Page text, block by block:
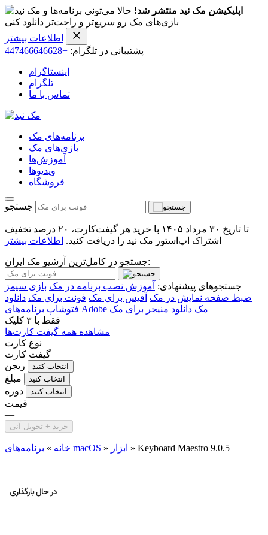
اپلیکیشن مک نید منتشر شد! حالا می‌تونی برنامه‌ها و
بازی‌های مک رو سریع‌تر و راحت‌تر دانلود کنی
اطلاعات بیشتر
پشتیبانی در تلگرام: +447466646628
اینستاگرام
تلگرام
تماس با ما
برنامه‌های مک
بازی‌های مک
آموزش‌ها
ویدیو‌ها
فروشگاه
جستجو
تا تاریخ ۳۰ مرداد ۱۴۰۵ با خرید هر گیفت‌کارت، ۲۰ درصد تخفیف
اشتراک اپ‌استور مک نید را دریافت کنید. اطلاعات بیشتر
جستجو در کامل‌ترین آرشیو مک ایران:
جستجوهای پیشنهادی: آموزش نصب برنامه در مک بازی سیمز
ضبط صفحه نمایش در مک آفیس برای مک فونت برای مک دانلود
فتوشاپ
برنامه‌های Adobe مک دانلود منیجر برای مک
فقط با ۳ کلیک
مشاهده همه گیفت کارت‌ها
نوع کارت
گیفت کارت
ریجن
انتخاب کنید
مبلغ انتخاب کنید
دوره انتخاب کنید
قیمت
—
خرید + تحویل آنی
خانه » برنامه‌های macOS » ابزار » Keyboard Maestro 9.0.5